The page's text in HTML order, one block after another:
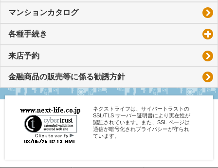
マンションカタログ
各種手続き
来店予約
金融商品の販売等に係る勧誘方針
ネクストライフは、サイバートラストの
SSL/TLS サーバー証明書により実在性が
認証されています。また、SSL ページは
通信が暗号化されプライバシーが守られ
ています。